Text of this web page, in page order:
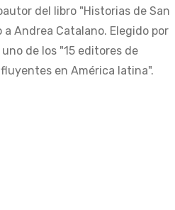
del libro "Historias de San
Andrea Catalano. Elegido por
de los "15 editores de
en América latina".